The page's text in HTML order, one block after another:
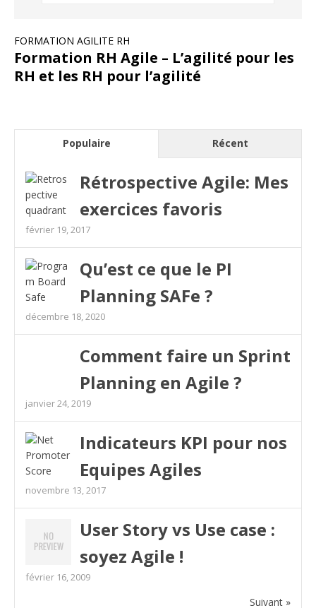
FORMATION AGILITE RH
Formation RH Agile – L’agilité pour les
RH et les RH pour l’agilité
Populaire Récent
Rétrospective Agile: Mes
exercices favoris
février 19, 2017
Qu’est ce que le PI
Planning SAFe ?
décembre 18, 2020
Comment faire un Sprint
Planning en Agile ?
janvier 24, 2019
Indicateurs KPI pour nos
Equipes Agiles
novembre 13, 2017
User Story vs Use case :
soyez Agile !
février 16, 2009
Suivant »